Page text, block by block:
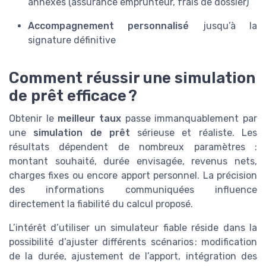
Accompagnement personnalisé jusqu’à la
signature définitive
Comment réussir une simulation
de prêt efficace ?
Obtenir le meilleur taux passe immanquablement par
une simulation de prêt sérieuse et réaliste. Les
résultats dépendent de nombreux paramètres :
montant souhaité, durée envisagée, revenus nets,
charges fixes ou encore apport personnel. La précision
des informations communiquées influence
directement la fiabilité du calcul proposé.
L’intérêt d’utiliser un simulateur fiable réside dans la
possibilité d’ajuster différents scénarios : modification
de la durée, ajustement de l’apport, intégration des